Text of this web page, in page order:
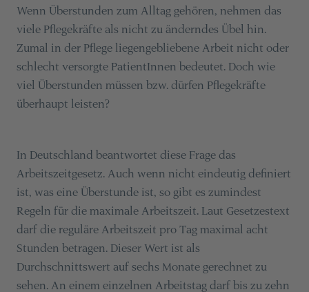
Wenn Überstunden zum Alltag gehören, nehmen das
viele Pflegekräfte als nicht zu änderndes Übel hin.
Zumal in der Pflege liegengebliebene Arbeit nicht oder
schlecht versorgte PatientInnen bedeutet. Doch wie
viel Überstunden müssen bzw. dürfen Pflegekräfte
überhaupt leisten?
In Deutschland beantwortet diese Frage das
Arbeitszeitgesetz. Auch wenn nicht eindeutig definiert
ist, was eine Überstunde ist, so gibt es zumindest
Regeln für die maximale Arbeitszeit. Laut Gesetzestext
darf die reguläre Arbeitszeit pro Tag maximal acht
Stunden betragen. Dieser Wert ist als
Durchschnittswert auf sechs Monate gerechnet zu
sehen. An einem einzelnen Arbeitstag darf bis zu zehn